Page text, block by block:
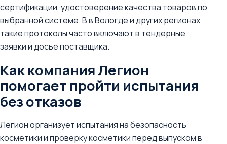
сертификации, удостоверение качества товаров по
выбранной системе. В в Вологде и других регионах
такие протоколы часто включают в тендерные
заявки и досье поставщика.
Как компания Легион
помогает пройти испытания
без отказов
Легион организует испытания на безопасность
косметики и проверку косметики перед выпуском в